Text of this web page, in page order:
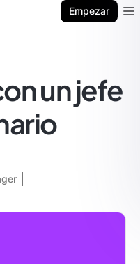
Empezar
un jefe